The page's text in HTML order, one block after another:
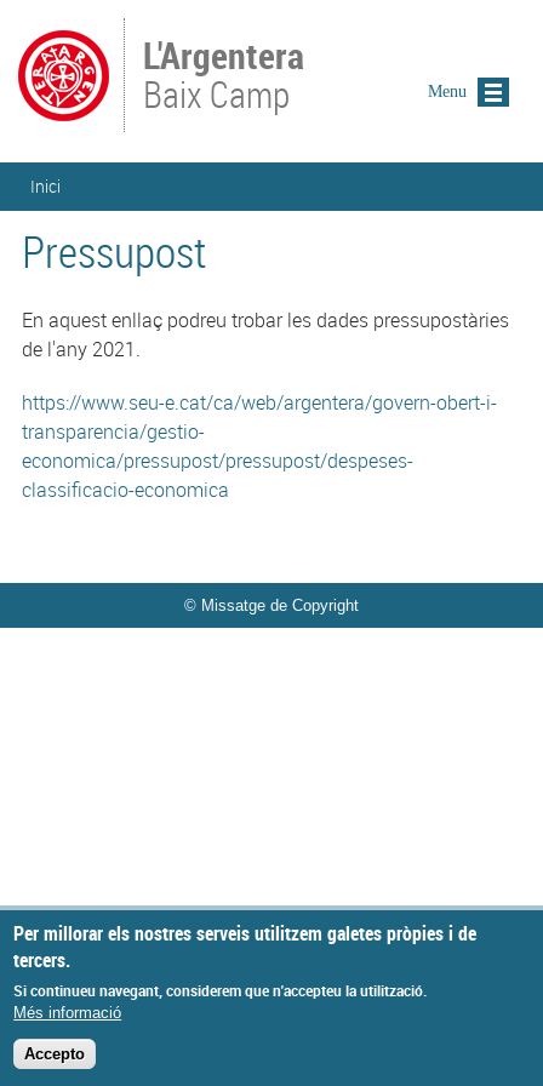
L'Argentera
Baix Camp
Esteu aquí
Inici
Pressupost
En aquest enllaç podreu trobar les dades pressupostàries
de l'any 2021.
https://www.seu-e.cat/ca/web/argentera/govern-obert-i-
transparencia/gestio-
economica/pressupost/pressupost/despeses-
classificacio-economica
© Missatge de Copyright
Menu
Per millorar els nostres serveis utilitzem galetes pròpies i de
tercers.
Si continueu navegant, considerem que n'accepteu la utilització.
Més informació
Accepto